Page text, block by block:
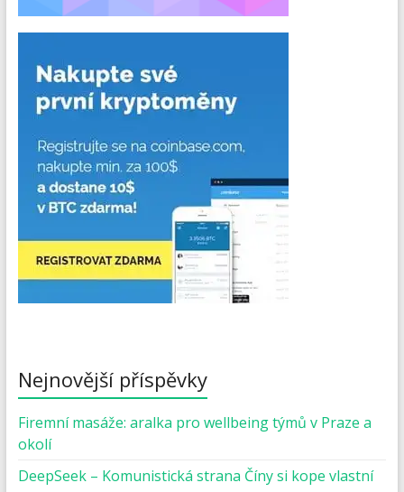
Nejnovější příspěvky
Firemní masáže: aralka pro wellbeing týmů v Praze a
okolí
DeepSeek – Komunistická strana Číny si kope vlastní